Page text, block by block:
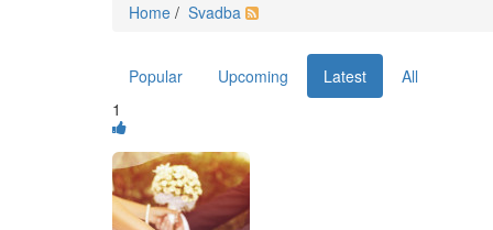
Home / Svadba
Popular Upcoming Latest
All
1